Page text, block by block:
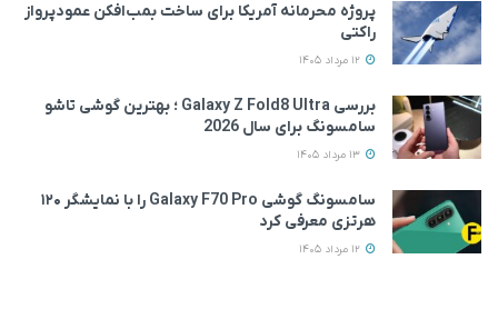
پروژه محرمانه آمریکا برای ساخت بمب‌افکن عمودپرواز
راکتی
بررسی Galaxy Z Fold8 Ultra ؛ بهترین گوشی تاشو
سامسونگ برای سال 2026
سامسونگ گوشی Galaxy F70 Pro را با نمایشگر ۱۲۰
هرتزی معرفی کرد